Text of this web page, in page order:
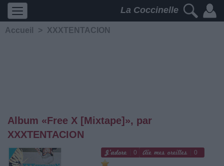
La Coccinelle
Accueil > XXXTENTACION
Album «Free X [Mixtape]», par
XXXTENTACION
0 0